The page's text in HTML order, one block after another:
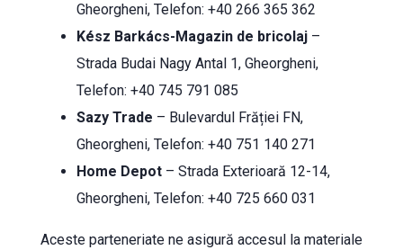
Gheorgheni, Telefon: +40 266 365 362
Kész Barkács-Magazin de bricolaj–
Strada Budai Nagy Antal 1, Gheorgheni,
Telefon: +40 745 791 085
Sazy Trade – Bulevardul Frăției FN,
Gheorgheni, Telefon: +40 751 140 271
Home Depot– Strada Exterioară 12-14,
Gheorgheni, Telefon: +40 725 660 031
Aceste parteneriate ne asigură accesul la materiale